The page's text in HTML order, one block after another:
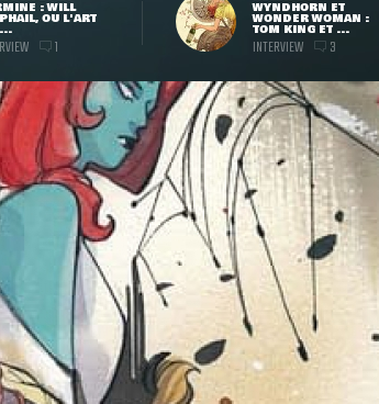
: WILL
OU L'ART
1
WYNDHORN ET
WONDER WOMAN :
TOM KING ET ...
INTERVIEW 3